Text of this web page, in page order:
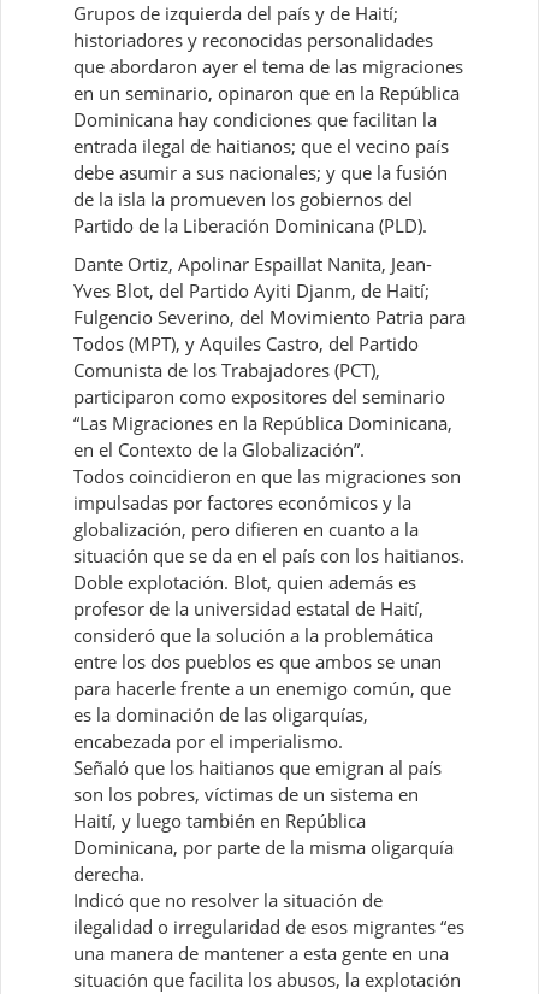
Grupos de izquierda del país y de Haití;
historiadores y reconocidas personalidades
que abordaron ayer el tema de las migraciones
en un seminario, opinaron que en la República
Dominicana hay condiciones que facilitan la
entrada ilegal de haitianos; que el vecino país
debe asumir a sus nacionales; y que la fusión
de la isla la promueven los gobiernos del
Partido de la Liberación Dominicana (PLD).
Dante Ortiz, Apolinar Espaillat Nanita, Jean-
Yves Blot, del Partido Ayiti Djanm, de Haití;
Fulgencio Severino, del Movimiento Patria para
Todos (MPT), y Aquiles Castro, del Partido
Comunista de los Trabajadores (PCT),
participaron como expositores del seminario
“Las Migraciones en la República Dominicana,
en el Contexto de la Globalización”.
Todos coincidieron en que las migraciones son
impulsadas por factores económicos y la
globalización, pero difieren en cuanto a la
situación que se da en el país con los haitianos.
Doble explotación. Blot, quien además es
profesor de la universidad estatal de Haití,
consideró que la solución a la problemática
entre los dos pueblos es que ambos se unan
para hacerle frente a un enemigo común, que
es la dominación de las oligarquías,
encabezada por el imperialismo.
Señaló que los haitianos que emigran al país
son los pobres, víctimas de un sistema en
Haití, y luego también en República
Dominicana, por parte de la misma oligarquía
derecha.
Indicó que no resolver la situación de
ilegalidad o irregularidad de esos migrantes “es
una manera de mantener a esta gente en una
situación que facilita los abusos, la explotación